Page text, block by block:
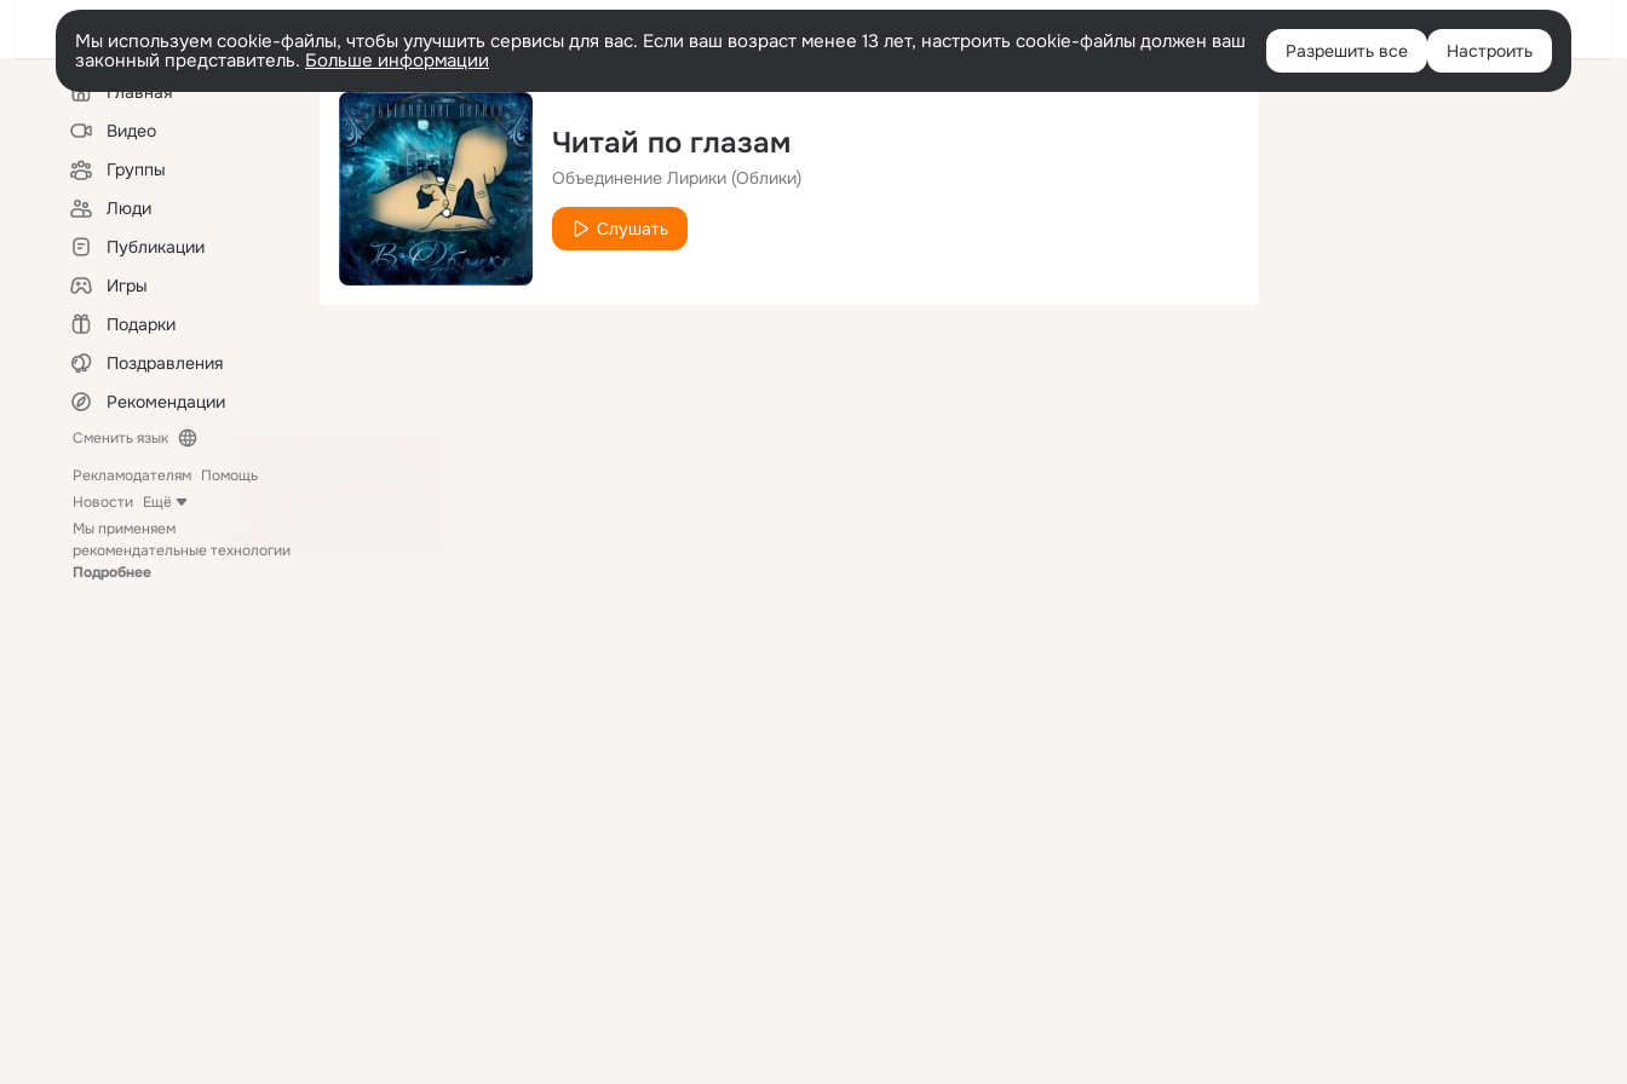
Войти
Мы используем cookie-файлы, чтобы улучшить сервисы для вас. Если ваш возраст менее 13 лет, настроить cookie-файлы должен ваш
законный представитель. Больше информации Разрешить все Настроить
Левая
колонкаГлавная
Видео
Группы
Люди
Публикации
Игры
Подарки
Поздравления
Рекомендации
Сменить язык
Рекламодателям Помощь
Новости Ещё
Мы применяем
рекомендательные технологии
Подробнее
Читай по глазам
Объединение Лирики (Облики)
Слушать